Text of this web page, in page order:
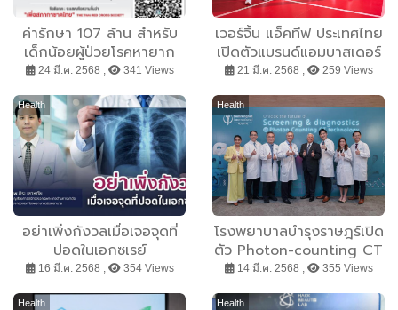
ค่ารักษา 107 ล้าน สำหรับ
เด็กน้อยผู้ป่วยโรคหายาก
หนึ่งในล้าน AADC
Deficiency ความหวังที่ยัง
เป็นไปได้ผ่านการรักษายีน
บำบัด
24 มี.ค. 2568 , 341 Views
เวอร์จิ้น แอ็คทีฟ ประเทศไทย
เปิดตัวแบรนด์แอมบาสเดอร์
ทั้ง 4 จากสมาชิกของคลับ
ผู้เสริมแรงบันดาลใจในการ
ดูแลสุขภาพแบบองค์รวม
ตามแบบฉบับของตัวเอง
21 มี.ค. 2568 , 259 Views
Health
อย่าเพิ่งกังวลเมื่อเจอจุดที่
ปอดในเอกซเรย์
16 มี.ค. 2568 , 354 Views
Health
โรงพยาบาลบำรุงราษฎร์เปิด
ตัว Photon-counting CT
เทคโนโลยีใหม่สู่การวินิจฉัย
โรคที่แม่นยำ
14 มี.ค. 2568 , 355 Views
Health Health